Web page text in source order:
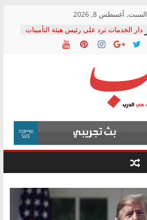
السبت, أغسطس 8, 2026
دار الخدمات ترد على رئيس هيئة التأمينات
بعد مؤتمره الصحفي: إنكار الأزمة لا ينهي
معاناة أصحاب المعاشات.. ونطالب بكشف
فرحات سليمان يكتب: القطاع الصحي إلى
أين؟
حزب التحالف الشعبي يطلق لجنة “الحق
في الصحة” بالإسكندرية لرصد الانتهاكات
ودعم المرضى
الوزاري لمدينة الصحفيين.. وانتهاء أعمال
إنشاء المبنى الإداري
المجلس القومي لحقوق الإنسان يعلن
متابعة قضية الدكتور محمد زهران.. ويؤكد:
قرينة البراءة وضمانات المحاكمة العادلة